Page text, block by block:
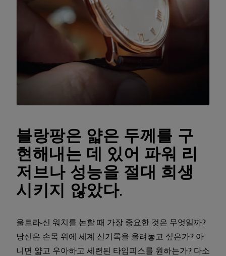
블랑팡은 얇은 두께를 구
현해내는 데 있어 파워 리
저브나 성능을 절대 희생
시키지 않았다.
울트라-신 워치를 논할 때 가장 중요한 것은 무엇일까?
당신은 손목 위에 세계 신기록을 올려놓고 싶은가? 아
니면 얇고 우아하고 세련된 타임피스를 원하는가? 다소